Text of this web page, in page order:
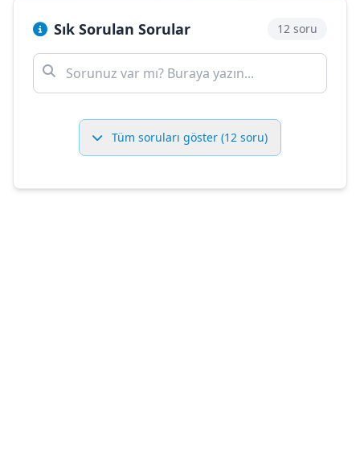
Sık Sorulan Sorular 12 soru
Tüm soruları göster (12 soru)